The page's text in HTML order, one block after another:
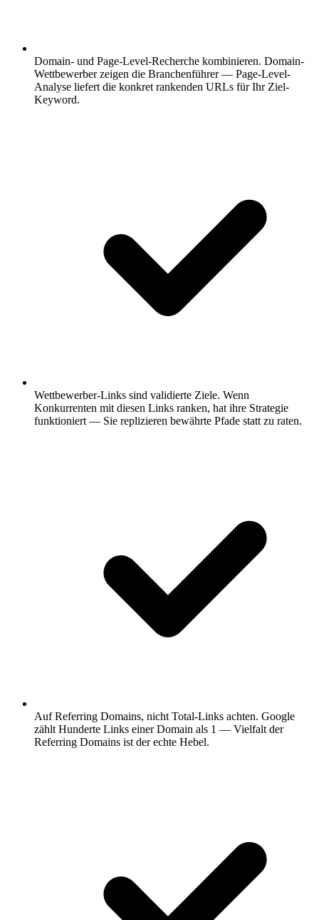
Domain- und Page-Level-Recherche kombinieren. Domain-
Wettbewerber zeigen die Branchenführer — Page-Level-
Analyse liefert die konkret rankenden URLs für Ihr Ziel-
Keyword.
Wettbewerber-Links sind validierte Ziele. Wenn
Konkurrenten mit diesen Links ranken, hat ihre Strategie
funktioniert — Sie replizieren bewährte Pfade statt zu raten.
Auf Referring Domains, nicht Total-Links achten. Google
zählt Hunderte Links einer Domain als 1 — Vielfalt der
Referring Domains ist der echte Hebel.